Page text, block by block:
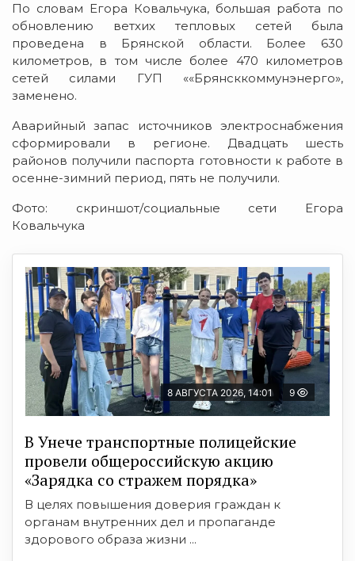
По словам Егора Ковальчука, большая работа по
обновлению ветхих тепловых сетей была
проведена в Брянской области. Более 630
километров, в том числе более 470 километров
сетей силами ГУП ««Брянсккоммунэнерго»,
заменено.
Аварийный запас источников электроснабжения
сформировали в регионе. Двадцать шесть
районов получили паспорта готовности к работе в
осенне-зимний период, пять не получили.
Фото: скриншот/социальные сети Егора
Ковальчука
8 АВГУСТА 2026, 14:01 9
В Унече транспортные полицейские
провели общероссийскую акцию
«Зарядка со стражем порядка»
В целях повышения доверия граждан к
органам внутренних дел и пропаганде
здорового образа жизни ...